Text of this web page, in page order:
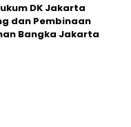
DK Jakarta
dan Pembinaan
Bangka Jakarta